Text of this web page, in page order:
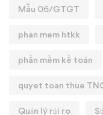
Mẫu 06/GTGT
phan mem htkk
phần mềm kế toán
quyet toan thue
Quản lý rủi ro